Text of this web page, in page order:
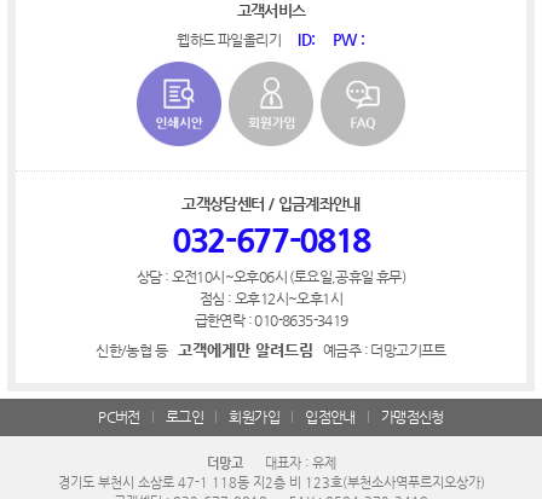
고객서비스
웹하드 파일올리기 ID: PW :
고객상담센터 / 입금계좌안내
032-677-0818
상담 : 오전10시~오후06시 (토요일,공휴일 휴무)
점심 : 오후12시~오후1시
급한연락 : 010-8635-3419
신한/농협 등 고객에게만 알려드림 예금주 : 더망고기프트
PC버전 로그인 회원가입 입점안내 가맹점신청
더망고
대표자 : 유제
경기도 부천시 소삼로 47-1 118동 지2층 비 123호(부천소사역푸르지오상가)